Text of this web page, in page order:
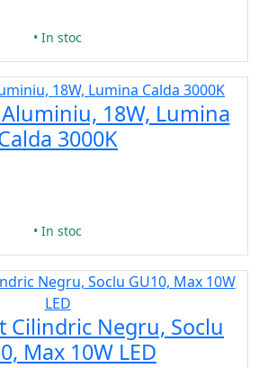
• In stoc
18W, Lumina
3000K
• In stoc
Cilindric Negru, Soclu
Max 10W LED